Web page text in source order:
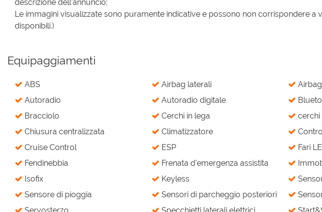
descrizione dell’annuncio;
Le immagini visualizzate sono puramente indicative e possono non corrispondere a
disponibili.)
Equipaggiamenti
ABS Airbag laterali
Autoradio
Autoradio digitale
Bracciolo
Cerchi in lega
cerchi
Chiusura centralizzata
Climatizzatore
Cruise Control
ESP
Fari
Fendinebbia
Frenata d'emergenza assistita
Isofix
Keyless
Sensore di pioggia
Sensori di parcheggio posteriori